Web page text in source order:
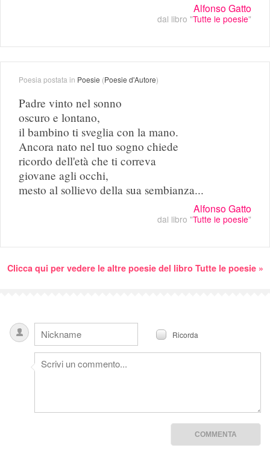
Alfonso Gatto
dal libro "Tutte le poesie"
Poesia postata in Poesie (Poesie d'Autore)
Padre vinto nel sonno
oscuro e lontano,
il bambino ti sveglia con la mano.
Ancora nato nel tuo sogno chiede
ricordo dell'età che ti correva
giovane agli occhi,
mesto al sollievo della sua sembianza...
Alfonso Gatto
dal libro "Tutte le poesie"
Clicca qui per vedere le altre poesie del libro Tutte le poesie »
Ricorda